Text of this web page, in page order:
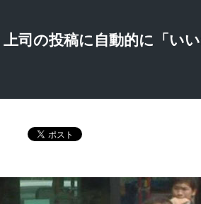
上司の投稿に自動的に「い